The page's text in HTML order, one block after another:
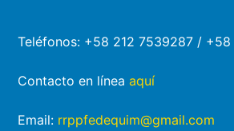
Teléfonos: +58 212 7539287 / +58
Contacto en líneaaquí
Email: rrppfedequim@gmail.com